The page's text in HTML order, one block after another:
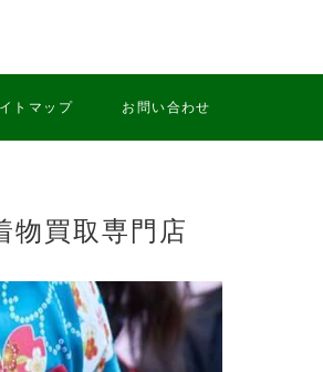
トマップ お問い合わせ
物買取専門店